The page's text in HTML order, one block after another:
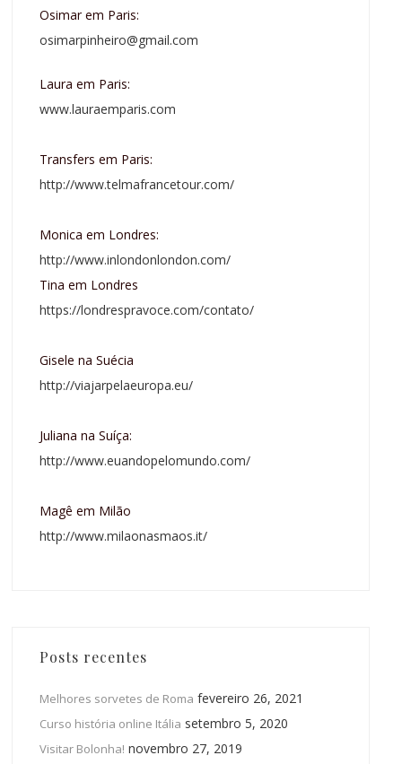
Osimar em Paris:
osimarpinheiro@gmail.com
Laura em Paris:
www.lauraemparis.com
Transfers em Paris:
http://www.telmafrancetour.com/
Monica em Londres:
http://www.inlondonlondon.com/
Tina em Londres
https://londrespravoce.com/contato/
Gisele na Suécia
http://viajarpelaeuropa.eu/
Juliana na Suíça:
http://www.euandopelomundo.com/
Magê em Milão
http://www.milaonasmaos.it/
Posts recentes
Melhores sorvetes de Roma fevereiro 26, 2021
Curso história online Itália setembro 5, 2020
Visitar Bolonha! novembro 27, 2019